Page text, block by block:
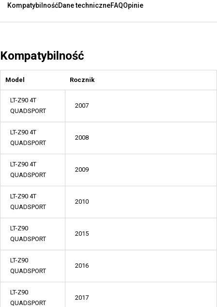
KompatybilnośćDane techniczneFAQOpinie
Kompatybilność
Model Rocznik
LT-Z90 4T
QUADSPORT
2007
LT-Z90 4T
QUADSPORT
2008
LT-Z90 4T
QUADSPORT
2009
LT-Z90 4T
QUADSPORT
2010
LT-Z90
QUADSPORT
2015
LT-Z90
QUADSPORT
2016
LT-Z90
QUADSPORT
2017